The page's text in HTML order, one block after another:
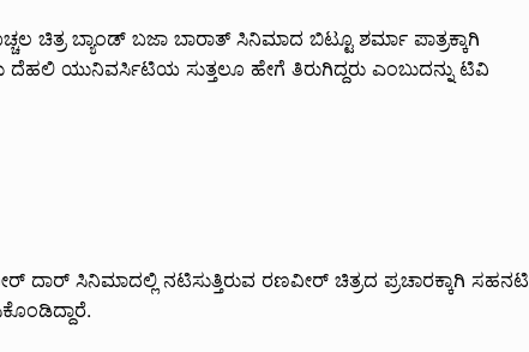
ಚಿತ್ರ ಬ್ಯಾಂಡ್ ಬಜಾ ಬಾರಾತ್ ಸಿನಿಮಾದ ಬಿಟ್ಟೂ ಶರ್ಮಾ ಪಾತ್ರಕ್ಕಾಗಿ
ಯುನಿವರ್ಸಿಟಿಯ ಸುತ್ತಲೂ ಹೇಗೆ ತಿರುಗಿದ್ದರು ಎಂಬುದನ್ನು ಟಿವಿ
ಸಿನಿಮಾದಲ್ಲಿ ನಟಿಸುತ್ತಿರುವ ರಣವೀರ್ ಚಿತ್ರದ ಪ್ರಚಾರಕ್ಕಾಗಿ ಸಹನಟಿ